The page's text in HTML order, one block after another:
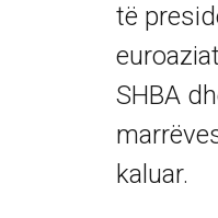
të
SHBA
kaluar.